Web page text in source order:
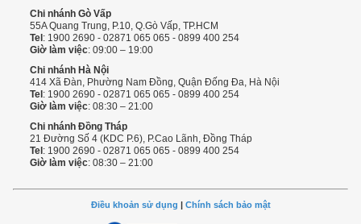
Chi nhánh Gò Vấp
55A Quang Trung, P.10, Q.Gò Vấp, TP.HCM
Tel: 1900 2690 - 02871 065 065 - 0899 400 254
Giờ làm việc: 09:00 – 19:00
Chi nhánh Hà Nội
414 Xã Đàn, Phường Nam Đồng, Quận Đống Đa, Hà Nội
Tel: 1900 2690 - 02871 065 065 - 0899 400 254
Giờ làm việc: 08:30 – 21:00
Chi nhánh Đồng Tháp
21 Đường Số 4 (KDC P.6), P.Cao Lãnh, Đồng Tháp
Tel: 1900 2690 - 02871 065 065 - 0899 400 254
Giờ làm việc: 08:30 – 21:00
Điều khoản sử dụng | Chính sách bảo mật